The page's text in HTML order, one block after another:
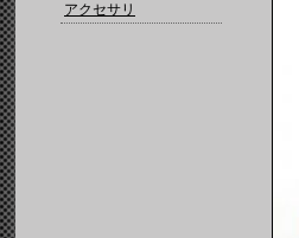
アクセサリ